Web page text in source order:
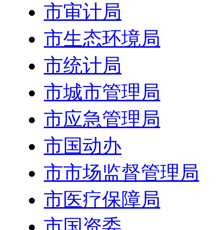
市审计局
市生态环境局
市统计局
市城市管理局
市应急管理局
市国动办
市市场监督管理局
市医疗保障局